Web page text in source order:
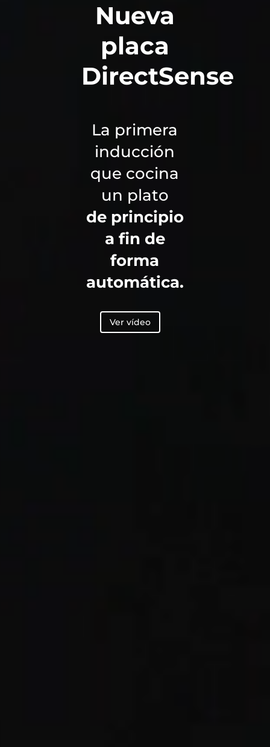
Nueva
placa
DirectSense
La primera
inducción
que cocina
un plato
de principio
a fin de
forma
automática.
Ver vídeo